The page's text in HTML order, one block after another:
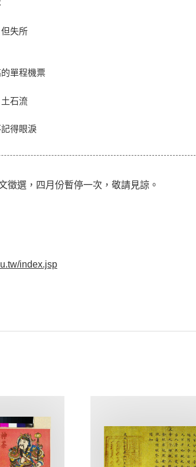
失所
單程機票
石流
得眼淚
徵選，四月份暫停一次，敬請見諒。
index.jsp